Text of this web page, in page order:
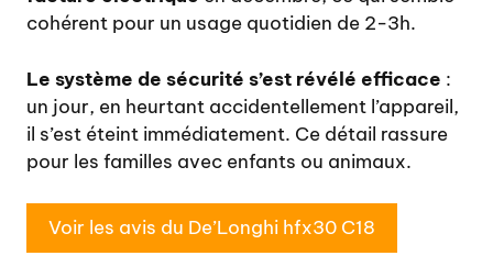
cohérent pour un usage quotidien de 2-3h.
Le système de sécurité s’est révélé efficace :
un jour, en heurtant accidentellement l’appareil,
il s’est éteint immédiatement. Ce détail rassure
pour les familles avec enfants ou animaux.
Voir les avis du De’Longhi hfx30 C18